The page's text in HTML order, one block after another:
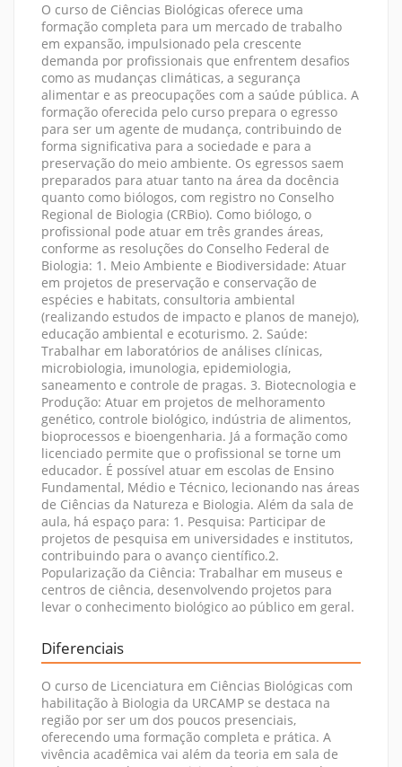
O curso de Ciências Biológicas oferece uma
formação completa para um mercado de trabalho
em expansão, impulsionado pela crescente
demanda por profissionais que enfrentem desafios
como as mudanças climáticas, a segurança
alimentar e as preocupações com a saúde pública. A
formação oferecida pelo curso prepara o egresso
para ser um agente de mudança, contribuindo de
forma significativa para a sociedade e para a
preservação do meio ambiente. Os egressos saem
preparados para atuar tanto na área da docência
quanto como biólogos, com registro no Conselho
Regional de Biologia (CRBio). Como biólogo, o
profissional pode atuar em três grandes áreas,
conforme as resoluções do Conselho Federal de
Biologia: 1. Meio Ambiente e Biodiversidade: Atuar
em projetos de preservação e conservação de
espécies e habitats, consultoria ambiental
(realizando estudos de impacto e planos de manejo),
educação ambiental e ecoturismo. 2. Saúde:
Trabalhar em laboratórios de análises clínicas,
microbiologia, imunologia, epidemiologia,
saneamento e controle de pragas. 3. Biotecnologia e
Produção: Atuar em projetos de melhoramento
genético, controle biológico, indústria de alimentos,
bioprocessos e bioengenharia. Já a formação como
licenciado permite que o profissional se torne um
educador. É possível atuar em escolas de Ensino
Fundamental, Médio e Técnico, lecionando nas áreas
de Ciências da Natureza e Biologia. Além da sala de
aula, há espaço para: 1. Pesquisa: Participar de
projetos de pesquisa em universidades e institutos,
contribuindo para o avanço científico.2.
Popularização da Ciência: Trabalhar em museus e
centros de ciência, desenvolvendo projetos para
levar o conhecimento biológico ao público em geral.
Diferenciais
O curso de Licenciatura em Ciências Biológicas com
habilitação à Biologia da URCAMP se destaca na
região por ser um dos poucos presenciais,
oferecendo uma formação completa e prática. A
vivência acadêmica vai além da teoria em sala de